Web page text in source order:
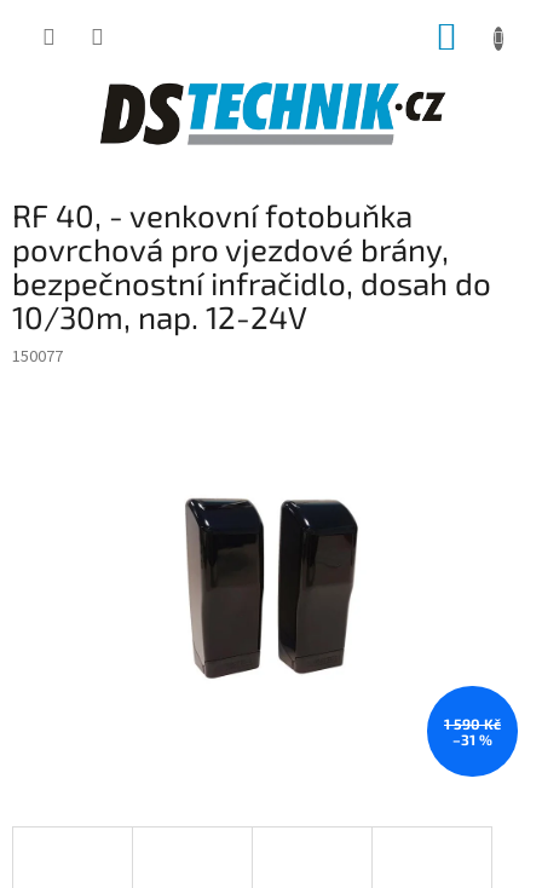
RF 40, - venkovní fotobuňka
povrchová pro vjezdové brány,
bezpečnostní infračidlo, dosah do
10/30m, nap. 12-24V
150077
1 590 Kč
–31 %